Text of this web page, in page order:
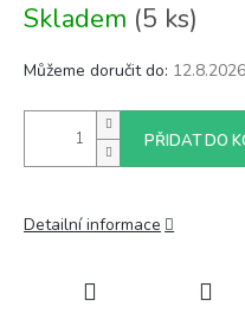
cena:
Skladem (5 ks)
Můžeme doručit do: 12.8.2026
PŘIDAT DO
Detailní informace